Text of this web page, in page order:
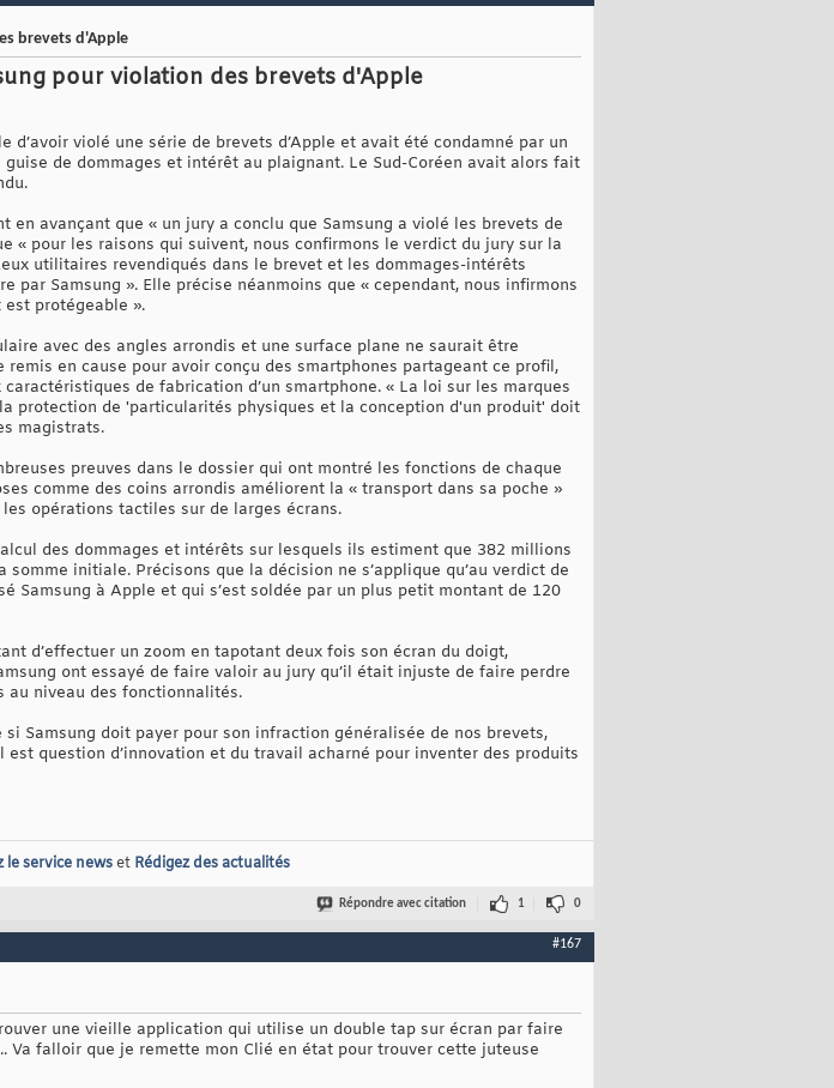
brevets d'Apple
pour violation des brevets d'Apple
d’avoir violé une série de brevets d’Apple et avait été condamné par un
de dommages et intérêt au plaignant. Le Sud-Coréen avait alors fait
avançant que « un jury a conclu que Samsung a violé les brevets de
« pour les raisons qui suivent, nous confirmons le verdict du jury sur la
utilitaires revendiqués dans le brevet et les dommages-intérêts
Samsung ». Elle précise néanmoins que « cependant, nous infirmons
est protégeable ».
avec des angles arrondis et une surface plane ne saurait être
en cause pour avoir conçu des smartphones partageant ce profil,
de fabrication d’un smartphone. « La loi sur les marques
protection de 'particularités physiques et la conception d'un produit' doit
magistrats.
preuves dans le dossier qui ont montré les fonctions de chaque
comme des coins arrondis améliorent la « transport dans sa poche »
opérations tactiles sur de larges écrans.
des dommages et intérêts sur lesquels ils estiment que 382 millions
initiale. Précisons que la décision ne s’applique qu’au verdict de
Samsung à Apple et qui s’est soldée par un plus petit montant de 120
d’effectuer un zoom en tapotant deux fois son écran du doigt,
ont essayé de faire valoir au jury qu’il était injuste de faire perdre
au niveau des fonctionnalités.
Samsung doit payer pour son infraction généralisée de nos brevets,
question d’innovation et du travail acharné pour inventer des produits
le service newset Rédigez des actualités
Répondre avec citation 1 0
#167
une vieille application qui utilise un double tap sur écran par faire
Va falloir que je remette mon Clié en état pour trouver cette juteuse